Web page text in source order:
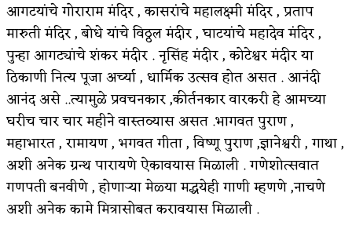
‘अर्थ’पूर्ण हास्य
अष्टपैलू : खंडू रांगणेकर
अपूर्ण कथा
बुडीच खटलं – संयुक्त कुटुंब का गरजेचं?
आगटयांचे गोराराम मंदिर , कासरांचे महालक्ष्मी मंदिर , प्रताप
मारुती मंदिर , बोधे यांचे विठ्ठल मंदीर , घाटयांचे महादेव मंदिर ,
पुन्हा आगट्यांचे शंकर मंदीर . नृसिंह मंदीर , कोटेश्वर मंदीर या
ठिकाणी नित्य पूजा अर्च्या , धार्मिक उत्सव होत असत . आनंदी
आनंद असे ..त्यामुळे प्रवचनकार ,कीर्तनकार वारकरी हे आमच्या
घरीच चार चार महीने वास्तव्यास असत .भागवत पुराण ,
महाभारत , रामायण , भगवत गीता , विष्णू पुराण ,ज्ञानेश्वरी , गाथा ,
अशी अनेक ग्रन्थ पारायणे ऐकावयास मिळाली . गणेशोत्सवात
गणपती बनवीणे , होणाऱ्या मेळ्या मद्धयेही गाणी म्हणणे ,नाचणे
अशी अनेक कामे मित्रासोबत करावयास मिळाली .